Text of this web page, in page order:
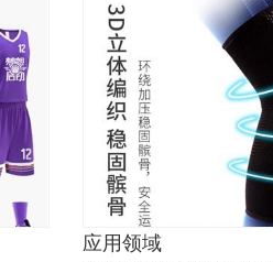
应用领域